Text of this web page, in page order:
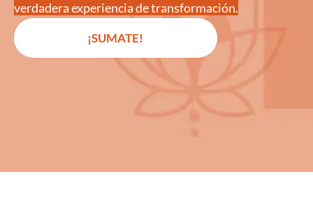
verdadera experiencia de transformación.
¡SUMATE!